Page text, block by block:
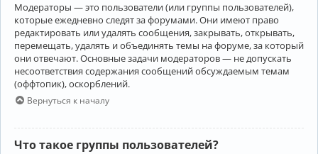
Модераторы — это пользователи (или группы пользователей),
которые ежедневно следят за форумами. Они имеют право
редактировать или удалять сообщения, закрывать, открывать,
перемещать, удалять и объединять темы на форуме, за который
они отвечают. Основные задачи модераторов — не допускать
несоответствия содержания сообщений обсуждаемым темам
(оффтопик), оскорблений.
Вернуться к началу
Что такое группы пользователей?